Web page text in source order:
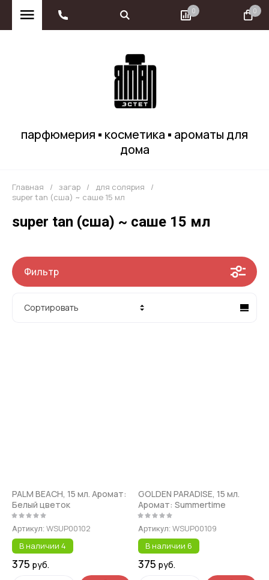
0 0
парфюмерия ▪ косметика ▪ ароматы для
дома
Главная / загар / для солярия
/
super tan (сша) ~ саше 15 мл
super tan (сша) ~ саше 15 мл
Фильтр
Сортировать
PALM BEACH, 15 мл. Аромат:
Белый цветок
Артикул: WSUP00102
В наличии 4
375 руб.
GOLDEN PARADISE, 15 мл.
Аромат: Summertime
Артикул: WSUP00109
В наличии 6
375 руб.